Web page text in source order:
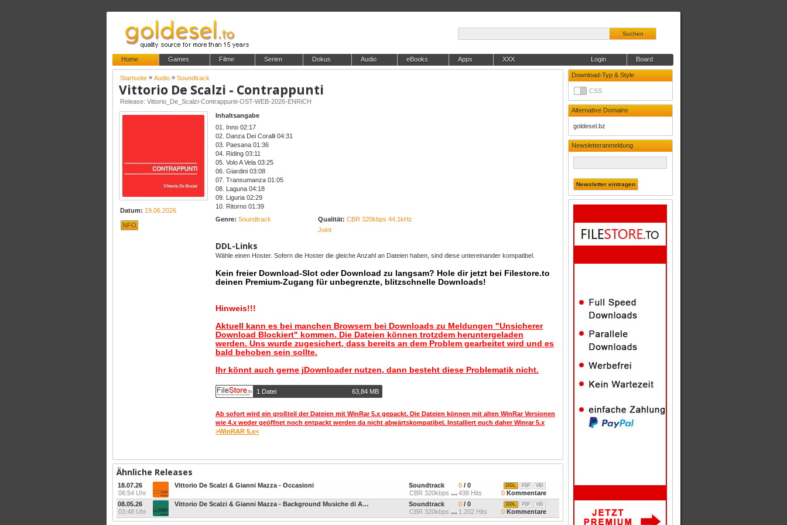
Suchen
Home Games Filme Serien Dokus Audio eBooks Apps XXX Board
Login
Download-Typ & Style
CSS
Alternative Domains
goldesel.bz
Newsletteranmeldung
Startseite » Audio » Soundtrack
Vittorio De Scalzi - Contrappunti
Release: Vittorio_De_Scalzi-Contrappunti-OST-WEB-2026-ENRiCH
Datum: 19.06.2026
NFO
Inhaltsangabe
01. Inno 02:17
02. Danza Dei Coralli 04:31
03. Paesana 01:36
04. Riding 03:11
05. Volo A Vela 03:25
06. Giardini 03:08
07. Transumanza 01:05
08. Laguna 04:18
09. Liguria 02:29
10. Ritorno 01:39
Genre: Soundtrack Qualität: CBR 320kbps 44.1kHz
Joint
DDL-Links
Wähle einen Hoster. Sofern die Hoster die gleiche Anzahl an Dateien haben, sind diese untereinander kompatibel.
Kein freier Download-Slot oder Download zu langsam? Hole dir jetzt bei Filestore.to
deinen Premium-Zugang für unbegrenzte, blitzschnelle Downloads!
Hinweis!!!
Aktuell kann es bei manchen Browsern bei Downloads zu Meldungen "Unsicherer
Download Blockiert" kommen. Die Dateien können trotzdem heruntergeladen
werden. Uns wurde zugesichert, dass bereits an dem Problem gearbeitet wird und es
bald behoben sein sollte.
Ihr könnt auch gerne jDownloader nutzen, dann besteht diese Problematik nicht.
1 Datei 63,84 MB
Ab sofort wird ein großteil der Dateien mit WinRar 5.x gepackt. Die Dateien können mit alten WinRar Versionen
wie 4.x weder geöffnet noch entpackt werden da nicht abwärtskompatibel. Installiert euch daher Winrar 5.x
>WinRAR 5.x<
Ähnliche Releases
18.07.26
06:54 Uhr
Vittorio De Scalzi & Gianni Mazza - Occasioni
Soundtrack
CBR 320kbps 44.1kHz Joint
0 / 0
438 Hits
VID
P2P
DDL
0 Kommentare
08.05.26
03:48 Uhr
Vittorio De Scalzi & Gianni Mazza - Background Musiche di Atmosfera
Soundtrack
CBR 320kbps 44.1kHz Joint
0 / 0
1.202 Hits
VID
P2P
DDL
0 Kommentare